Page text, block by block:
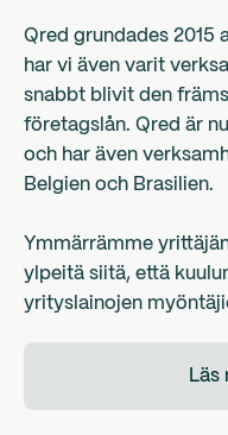
Qred grundades 2015
har vi även varit
snabbt blivit den
företagslån. Qred är
och har även
Belgien och Brasilien.
Ymmärrämme
ylpeitä siitä, että
yrityslainojen
Läs